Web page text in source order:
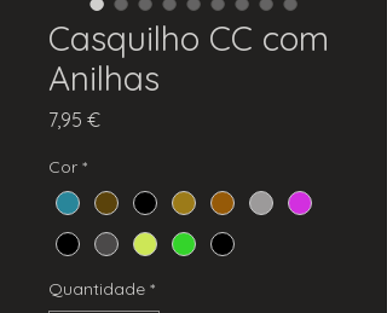
Casquilho CC com
Anilhas
7,95 €Preço
Cor *
Quantidade *